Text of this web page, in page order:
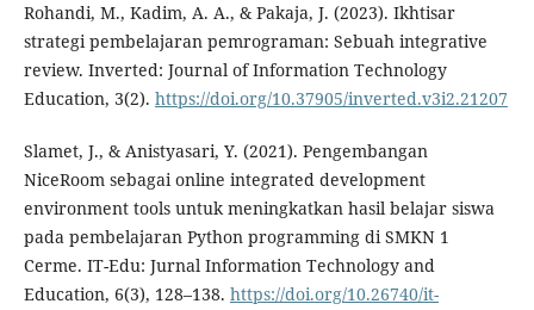
Rohandi, M., Kadim, A. A., & Pakaja, J. (2023). Ikhtisar
strategi pembelajaran pemrograman: Sebuah integrative
review. Inverted: Journal of Information Technology
Education, 3(2). https://doi.org/10.37905/inverted.v3i2.21207
Slamet, J., & Anistyasari, Y. (2021). Pengembangan
NiceRoom sebagai online integrated development
environment tools untuk meningkatkan hasil belajar siswa
pada pembelajaran Python programming di SMKN 1
Cerme. IT-Edu: Jurnal Information Technology and
Education, 6(3), 128–138. https://doi.org/10.26740/it-